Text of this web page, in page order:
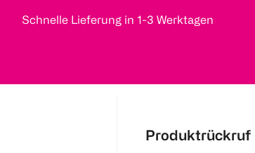
Schnelle Lieferung in 1-3 Werktagen
Produktrückruf